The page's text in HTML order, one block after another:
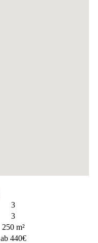
3
3
250 m²
ab 440€